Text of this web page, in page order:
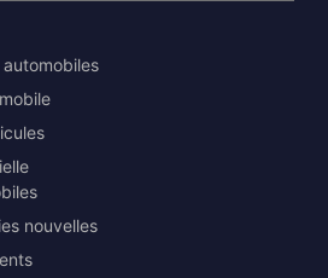
nouvelles